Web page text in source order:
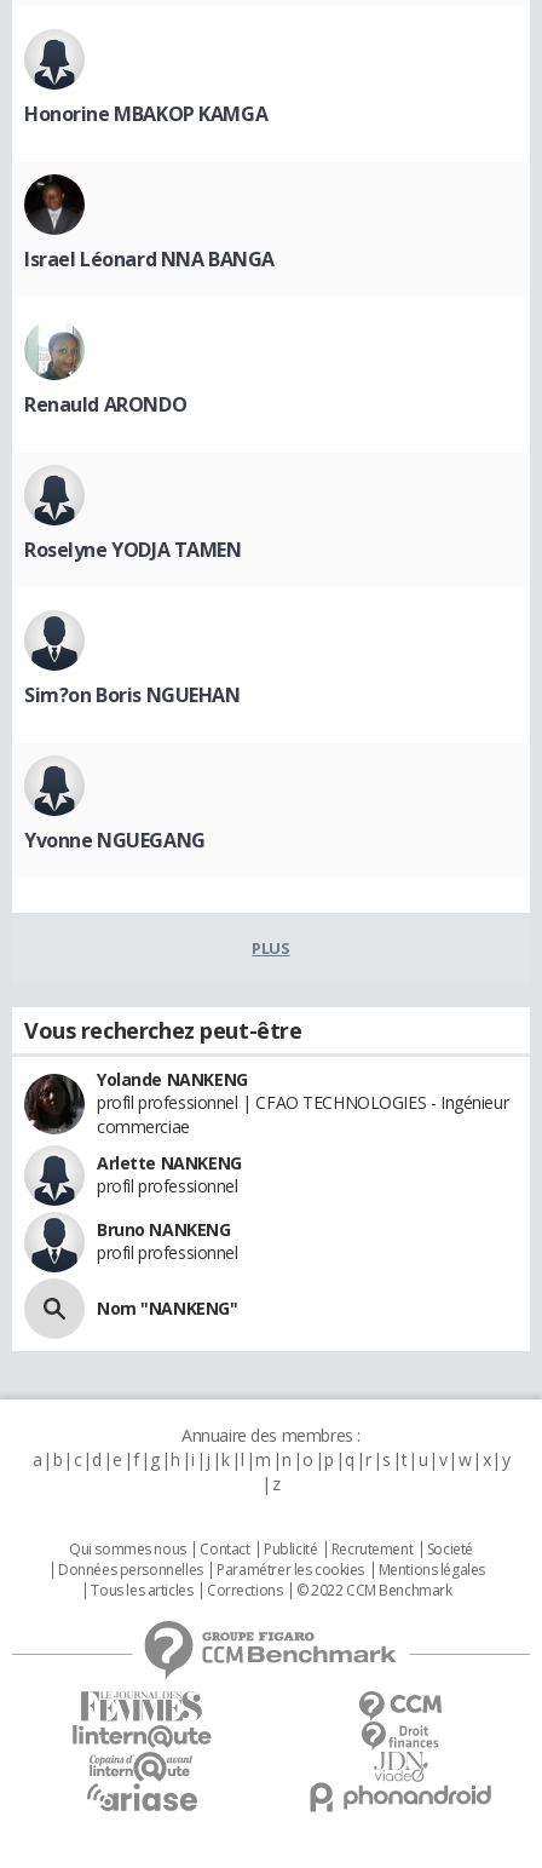
Honorine MBAKOP KAMGA
Israel Léonard NNA BANGA
Renauld ARONDO
Roselyne YODJA TAMEN
Sim?on Boris NGUEHAN
Yvonne NGUEGANG
PLUS
Vous recherchez peut-être
Yolande NANKENG
profil professionnel | CFAO TECHNOLOGIES - Ingénieur
commerciae
Arlette NANKENG
profil professionnel
Bruno NANKENG
profil professionnel
Nom "NANKENG"
Annuaire des membres :
a b c d e f g h i j k l m n o p q r s t u v w x y
z
Qui sommes nous Contact Publicité Recrutement
Societé
Données personnelles
Paramétrer les cookies
Mentions légales
Tous les articles
Corrections © 2022 CCM Benchmark